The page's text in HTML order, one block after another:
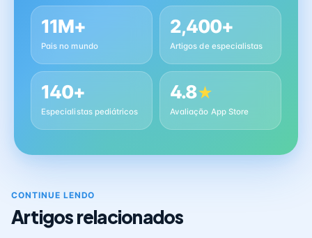
11M+
Pais no mundo
2,400+
Artigos de especialistas
140+
Especialistas pediátricos
4.8★
Avaliação App Store
CONTINUE LENDO
Artigos relacionados